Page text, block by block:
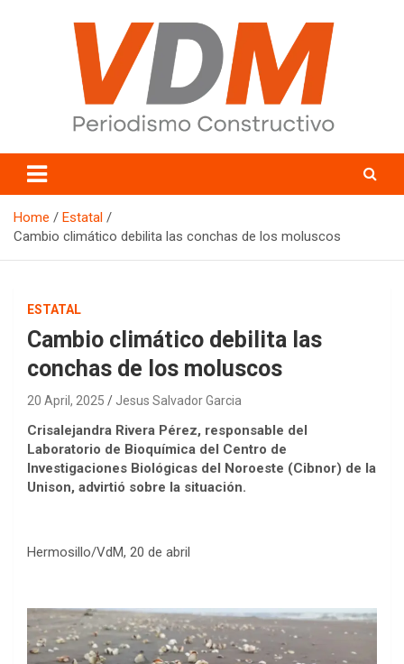
valledelmayo.com
Home
Estatal
Cambio climático debilita las conchas de los moluscos
ESTATAL
Cambio climático debilita las
conchas de los moluscos
20 April, 2025 Jesus Salvador Garcia
Crisalejandra Rivera Pérez, responsable del
Laboratorio de Bioquímica del Centro de
Investigaciones Biológicas del Noroeste (Cibnor) de la
Unison, advirtió sobre la situación.
Hermosillo/VdM, 20 de abril